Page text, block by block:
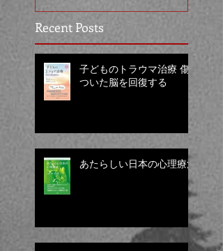
Recent Posts
子どものトラウマ治療 傷
ついた脳を回復する
あたらしい日本の心理療法